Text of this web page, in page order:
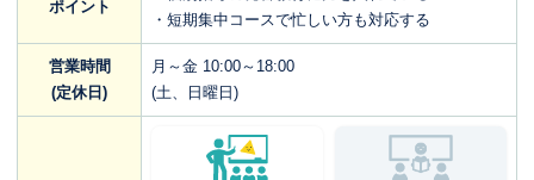
ポイント
・短期集中コースで忙しい方も対応する
営業時間
(定休日)
月～金 10:00～18:00
(土、日曜日)